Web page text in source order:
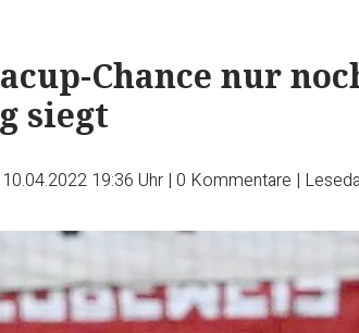
Chance nur
siegt
10.04.2022 19:36 Uhr | 0 Kommentare |